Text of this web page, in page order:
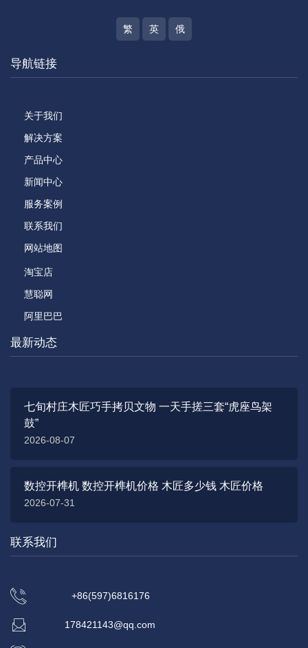
繁 英 俄
导航链接
关于我们
解决方案
产品中心
新闻中心
服务案例
联系我们
网站地图
淘宝店
慧聪网
阿里巴巴
最新动态
七旬村庄木匠巧手拷贝文物 一天手搓三套“虎座鸟架
鼓”
2026-08-07
数控开榫机 数控开榫机价格 木匠多少钱 木匠价格
2026-07-31
联系我们
+86(597)6816176
178421143@qq.com